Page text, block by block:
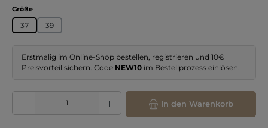
Größeauswählen
37 39
Erstmalig im Online-Shop bestellen, registrieren und 10€
Preisvorteil sichern. Code NEW10 im Bestellprozess einlösen.
Produkt Anzahl: Gib den gewünschten Wert ein oder benutze die
In den Warenkorb